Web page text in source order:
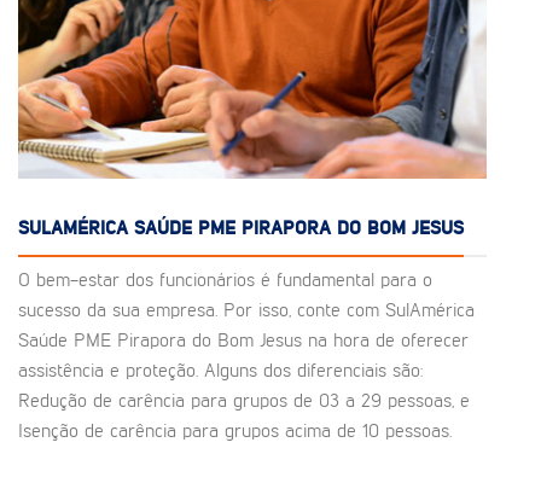
SULAMÉRICA SAÚDE PME PIRAPORA DO BOM JESUS
O bem-estar dos funcionários é fundamental para o
sucesso da sua empresa. Por isso, conte com SulAmérica
Saúde PME Pirapora do Bom Jesus na hora de oferecer
assistência e proteção. Alguns dos diferenciais são:
Redução de carência para grupos de 03 a 29 pessoas, e
Isenção de carência para grupos acima de 10 pessoas.